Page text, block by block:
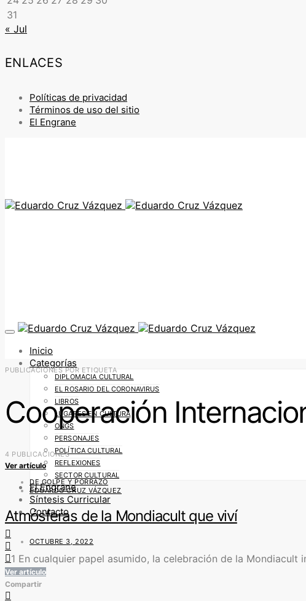
31
« Jul
ENLACES
Políticas de privacidad
Términos de uso del sitio
El Engrane
Inicio
Categorías
DIPLOMACIA CULTURAL
EL ROSARIO DEL CORONAVIRUS
LIBROS
LUGARES EN CULTURA
ONGS
PERSONAJES
POLÍTICA CULTURAL
REFLEXIONES
SECTOR CULTURAL
El Engrane
Síntesis Curricular
Contacto
PUBLICACIONES POR ETIQUETA
Cooperación
4 PUBLICACIONES
Ver artículo
DE GOLPE Y PORRAZO
EDUARDO CRUZ VÁZQUEZ
Atmósferas de la Mondiacult que viví
OCTUBRE 3, 2022
1 En cualquier papel asumido, la celebración de la
Ver artículo
Compartir